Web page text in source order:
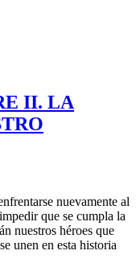
II. LA
nuevamente al
que se cumpla la
nuestros héroes que
unen en esta historia